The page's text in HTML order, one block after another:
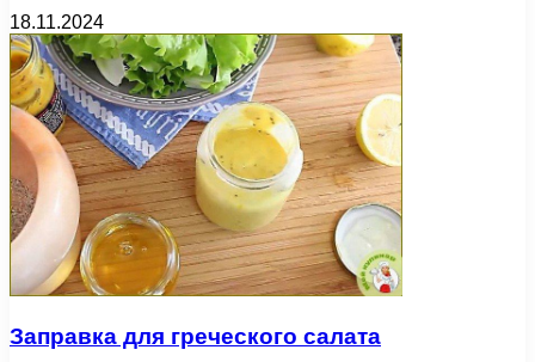
18.11.2024
Заправка для греческого салата